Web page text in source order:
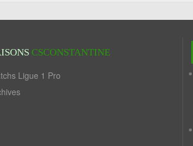
CSCONSTANTINE
Ligue 1 Pro